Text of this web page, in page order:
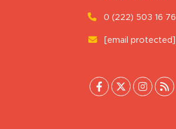
0 (222) 503 16 76
[email protected]